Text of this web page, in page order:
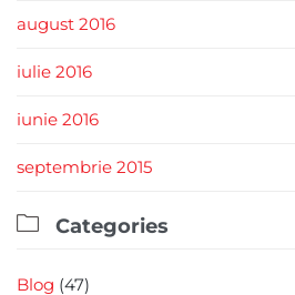
august 2016
iulie 2016
iunie 2016
septembrie 2015
 Categories
Blog (47)